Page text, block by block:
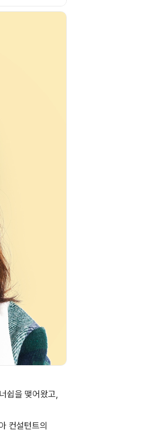
쉽을 맺어왔고,
컨설턴트의